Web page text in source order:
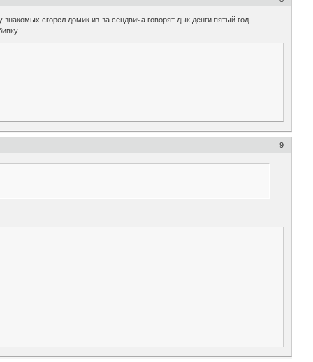
сгорел домик из-за сендвича говорят дык денги пятый год
9